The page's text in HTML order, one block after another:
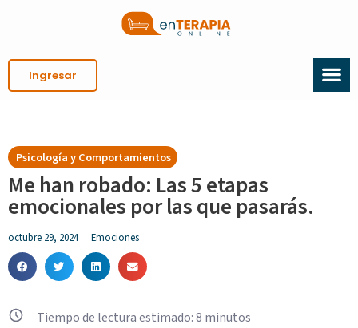
Ingresar
Psicología y Comportamientos
Me han robado: Las 5 etapas
emocionales por las que pasarás.
octubre 29, 2024 Emociones
Tiempo de lectura estimado:8 minutos